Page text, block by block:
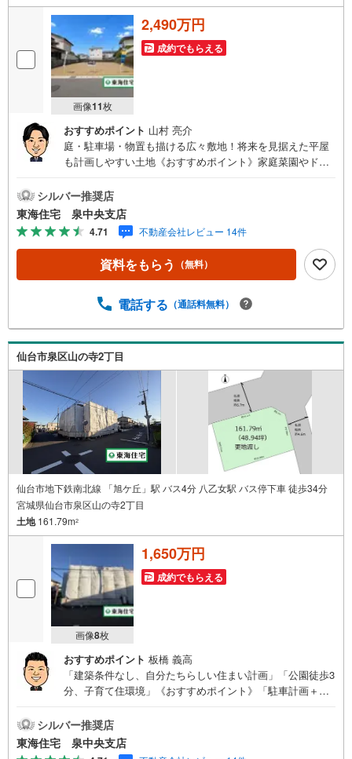
画像11枚
2,490万円
成約でもらえる
おすすめポイント 山村 亮介
庭・駐車場・物置も描ける広々敷地！将来を見据えた平屋
も計画しやすい土地《おすすめポイント》家庭菜園やドッ
に 建築条件なし、間取りから自由に検討！子どもの外遊び
を見守れる庭づくりに*…。o〇 二世帯住宅も検討しやすい
84.55坪の土地！落ち着いた住宅街で叶えるゆとりの住まい
《ご予約・ご案内について》お仕事終わりや、ご出勤前な
どの早朝・夜間の営業時間外でもあなたのご要望に合わせ
て、ご対応させて頂きます！《ご相談・ご案内の目安》住
約1時間お家の見学 約1時間～約2時間 ※1件～3件ご見学
シルバー推奨店
東海住宅 泉中央支店
4.71 不動産会社レビュー 14件
資料をもらう （無料）
電話する （通話料無料）
仙台市泉区山の寺2丁目
仙台市地下鉄南北線 「旭ケ丘」駅 バス4分 八乙女駅 バス停下車 徒歩34分
宮城県仙台市泉区山の寺2丁目
土地161.79m2
画像8枚
1,650万円
成約でもらえる
おすすめポイント 板橋 義高
「建築条件なし、自分たちらしい住まい計画」「公園徒歩3
分、子育て住環境」《おすすめポイント》「駐車計画＋庭
り、車の出入りもスムーズ」「第一種低層の街並みに馴染
む住まいづくり」「更地渡しで計画を進めやすい」「泉中
央エリアを身近に感じる住宅用地」《ご予約・ご案内につ
シルバー推奨店
東海住宅 泉中央支店